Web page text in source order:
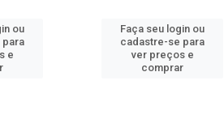
ou
e
Faça seu login ou
cadastre-se para
ver preços e
comprar